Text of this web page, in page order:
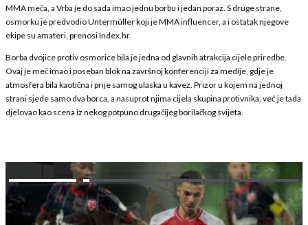
MMA meča, a Vrba je do sada imao jednu borbu i jedan poraz. S druge strane,
osmorku je predvodio Untermüller koji je MMA influencer, a i ostatak njegove
ekipe su amateri, prenosi Index.hr.
Borba dvojice protiv osmorice bila je jedna od glavnih atrakcija cijele priredbe.
Ovaj je meč imao i poseban blok na završnoj konferenciji za medije, gdje je
atmosfera bila kaotična i prije samog ulaska u kavez. Prizor u kojem na jednoj
strani sjede samo dva borca, a nasuprot njima cijela skupina protivnika, već je tada
djelovao kao scena iz nekog potpuno drugačijeg borilačkog svijeta.